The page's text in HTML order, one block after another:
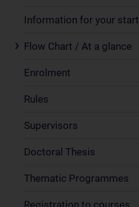
Information for your start
Flow Chart / At a glance
Enrolment
Rules
Supervisors
Doctoral Thesis
Thematic Programmes
Registration to courses